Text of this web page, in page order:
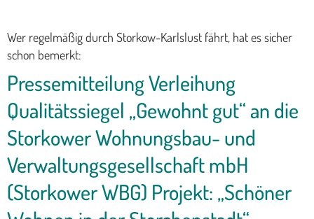
Wer regelmäßig durch Storkow-Karlslust fährt, hat es sicher
schon bemerkt:
Pressemitteilung Verleihung
Qualitätssiegel „Gewohnt gut“ an die
Storkower Wohnungsbau- und
Verwaltungsgesellschaft mbH
(Storkower WBG) Projekt: „Schöner